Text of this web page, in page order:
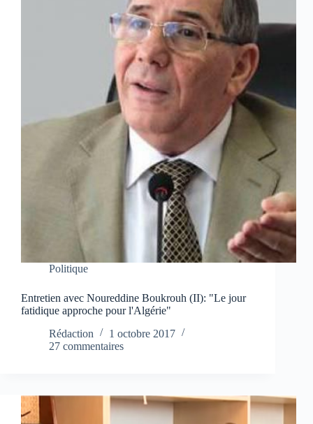
Politique
Entretien avec Noureddine Boukrouh (II): "Le jour
fatidique approche pour l'Algérie"
Rédaction
1 octobre 2017
27 commentaires